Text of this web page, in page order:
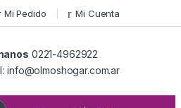
Mi Pedido Mi Cuenta
0221-4962922
info@olmoshogar.com.ar